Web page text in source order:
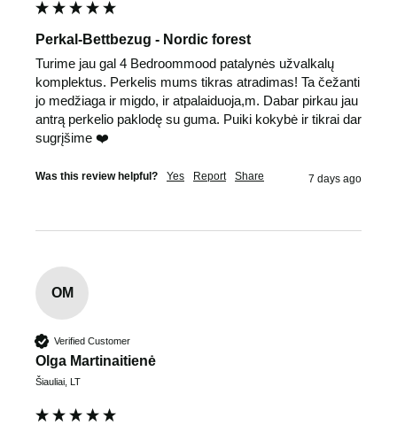
Perkal-Bettbezug - Nordic forest
Turime jau gal 4 Bedroommood patalynės užvalkalų
komplektus. Perkelis mums tikras atradimas! Ta čežanti
jo medžiaga ir migdo, ir atpalaiduoja,m. Dabar pirkau jau
antrą perkelio paklodę su guma. Puiki kokybė ir tikrai dar
sugrįšime ❤️
Was this review helpful? Yes Report Share 7 days ago
OM
Verified Customer
Olga Martinaitienė
Šiauliai, LT